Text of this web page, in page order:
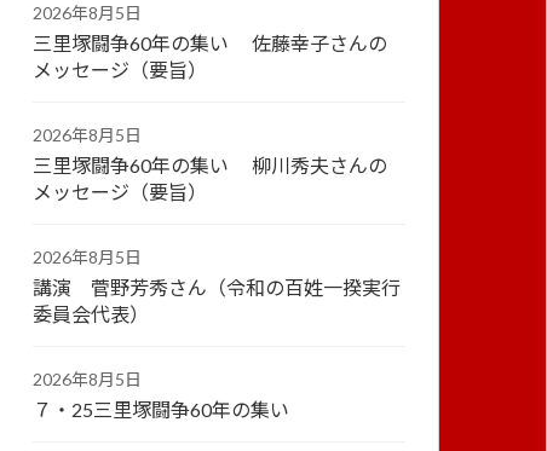
2026年8月5日
三里塚闘争60年の集い 佐藤幸子さんの
メッセージ（要旨）
2026年8月5日
三里塚闘争60年の集い 柳川秀夫さんの
メッセージ（要旨）
2026年8月5日
講演 菅野芳秀さん（令和の百姓一揆実行
委員会代表）
2026年8月5日
７・25三里塚闘争60年の集い